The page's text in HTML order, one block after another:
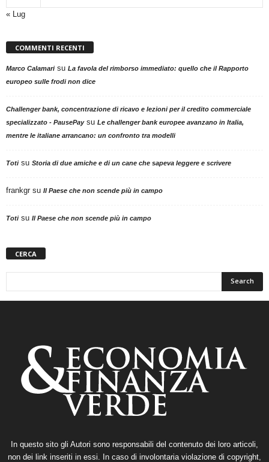
« Lug
COMMENTI RECENTI
Marco Calamarisu La favola del rimborso immediato: quello che il Rapporto
europeo sulle frodi non dice
Challenger bank, concentrazione di ricavo e lezioni per il credito commerciale
specializzato - PausePaysu Le challenger bank europee avanzano in Italia,
mentre le italiane arrancano: un confronto tra modelli
Totisu Storia di due amiche e di un cane che sapeva leggere e scrivere
frankgr su Il Paese che non scende più in campo
Totisu Il Paese che non scende più in campo
CERCA
In questo sito gli Autori sono responsabili del contenuto dei loro articoli,
non dei link inseriti in essi. In caso di involontaria violazione di copyright,